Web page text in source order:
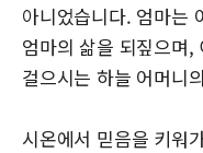
아니었습니다. 엄마는
엄마의 삶을 되짚으며
걸으시는 하늘 어머니
시온에서 믿음을 키워